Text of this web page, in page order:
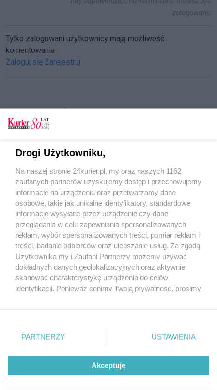
zalogowany.
Tylko zalogowani użytkownicy mają możliwość
komentowania
Zaloguj się Zarejestruj
CZYTAJ TAKŻE
Sprawca kradzieży szczególnie zuchwałej
Włamywał się i okradał sklepy oraz stację paliw
Przebierał się za ducha i kradł paliwo z
ciężarówek
POGODA
23℃
Zobacz prognozę na 3 dni
Copyright © 2022 Kurier Szczeciński sp. z o.o.
Wszelkie prawa zastrzeżone
Nota wydawnicza
Nota prawna
Polityka prywatności
Reklama
Drogi Użytkowniku,
Na naszej stronie 24kurier.pl, my oraz naszych 1162
zaufanych partnerów uzyskujemy dostęp i przechowujemy
informacje na urządzeniu oraz przetwarzamy dane
osobowe, takie jak unikalne identyfikatory, standardowe
informacje wysyłane przez urządzenie czy dane
przeglądania w celu zapewniania spersonalizowanych
reklam, wybór spersonalizowanych treści, pomiar reklam i
treści, badanie odbiorców oraz ulepszanie usług. Za zgodą
Użytkownika my i Zaufani Partnerzy możemy używać
dokładnych danych geolokalizacyjnych oraz aktywnie
skanować charakterystykę urządzenia do celów
identyfikacji. Ponieważ cenimy Twoją prywatność, prosimy
prywatności znajdujący się w lewym dolnym rogu strony
. Niektóre rodzaje przetwarzania danych nie wymagają
takiemu przetwarzaniu. Preferencje będą miały
zastosowania tylko na tej witrynie.
PARTNERZY USTAWIENIA
Akceptuję